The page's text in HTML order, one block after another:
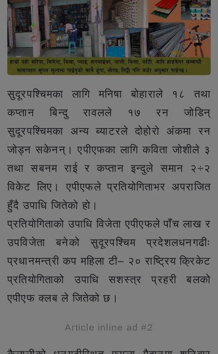
सुदूरपश्चिमका लागि मनिषा बोहाराले १८ तथा
कप्तान बिन्दु रावलले १७ रन जोडिन्
सुदूरपश्चिमका अन्य ब्याटरले दोहोरो अंकमा रन
जोड्न सकेनन्। एपीएफका लागि कविता जोशीले ३
तथा सबनम राई र कप्तान इन्दुले समान २÷२
विकेट लिए। एपीएफले प्रतियोगिताभर अपराजित
हुँदै उपाधि जितेको हो।
प्रतियोगिताको उपाधि विजेता एपीएफले पाँच लाख र
उपविजेता बनेको सुदूरपश्चिम प्रदेशलधनगढीः
प्रधानमन्त्री कप महिला टी– २० राष्ट्रिय क्रिकेट
प्रतियोगिताको उपाधि सशस्त्र प्रहरी बलको
एपीएफ क्लब ले जितेको छ।
Article inline ad #2